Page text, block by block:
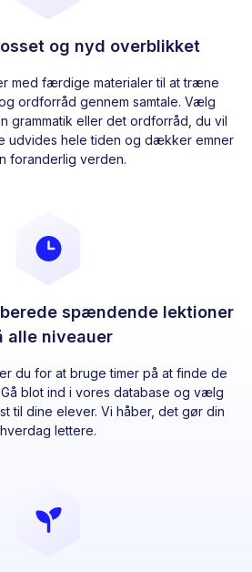
og nyd overblikket
med færdige materialer til at træne
ordforråd gennem samtale. Vælg
grammatik eller det ordforråd, du vil
udvides hele tiden og dækker emner
foranderlig verden.
spændende lektioner
alle niveauer
du for at bruge timer på at finde de
blot ind i vores database og vælg
til dine elever. Vi håber, det gør din
hverdag lettere.